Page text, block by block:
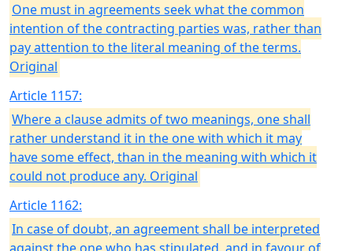
One must in agreements seek what the common
intention of the contracting parties was, rather than
pay attention to the literal meaning of the terms.
Original
Article 1157:
Where a clause admits of two meanings, one shall
rather understand it in the one with which it may
have some effect, than in the meaning with which it
could not produce any. Original
Article 1162:
In case of doubt, an agreement shall be interpreted